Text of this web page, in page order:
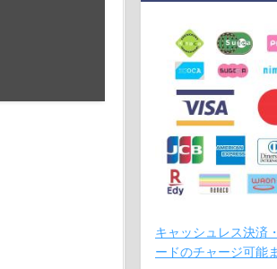
キャッシュレス決済
ードのチャージ可能